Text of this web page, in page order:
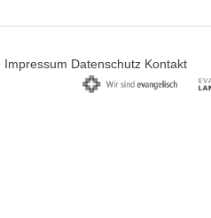
Impressum Datenschutz Kontakt